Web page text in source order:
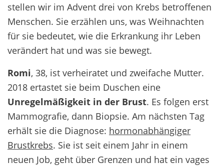
stellen wir im Advent drei von Krebs betroffenen
Menschen. Sie erzählen uns, was Weihnachten
für sie bedeutet, wie die Erkrankung ihr Leben
verändert hat und was sie bewegt.
Romi, 38, ist verheiratet und zweifache Mutter.
2018 ertastet sie beim Duschen eine
Unregelmäßigkeit in der Brust. Es folgen erst
Mammografie, dann Biopsie. Am nächsten Tag
erhält sie die Diagnose: hormonabhängiger
Brustkrebs. Sie ist seit einem Jahr in einem
neuen Job, geht über Grenzen und hat ein vages